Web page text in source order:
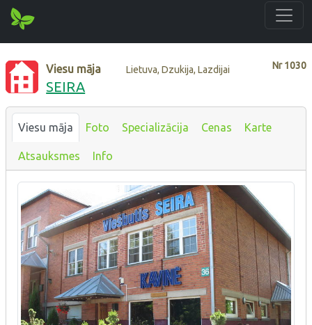
Nr1030
Viesu māja Lietuva, Dzukija, Lazdijai
SEIRA
Viesu māja Foto Specializācija Cenas Karte
Atsauksmes Info